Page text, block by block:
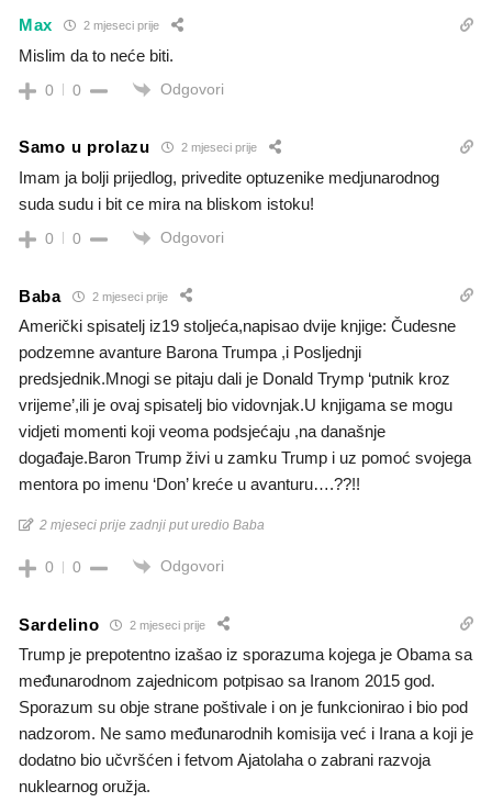
Max 2 mjeseci prije
Mislim da to neće biti.
0 0 Odgovori
Samo u prolazu 2 mjeseci prije
Imam ja bolji prijedlog, privedite optuzenike medjunarodnog
suda sudu i bit ce mira na bliskom istoku!
0 0 Odgovori
Baba 2 mjeseci prije
Američki spisatelj iz19 stoljeća,napisao dvije knjige: Čudesne
podzemne avanture Barona Trumpa ,i Posljednji
predsjednik.Mnogi se pitaju dali je Donald Trymp ‘putnik kroz
vrijeme’,ili je ovaj spisatelj bio vidovnjak.U knjigama se mogu
vidjeti momenti koji veoma podsjećaju ,na današnje
događaje.Baron Trump živi u zamku Trump i uz pomoć svojega
mentora po imenu ‘Don’ kreće u avanturu….??!!
2 mjeseci prije zadnji put uredio Baba
0 0 Odgovori
Sardelino 2 mjeseci prije
Trump je prepotentno izašao iz sporazuma kojega je Obama sa
međunarodnom zajednicom potpisao sa Iranom 2015 god.
Sporazum su obje strane poštivale i on je funkcionirao i bio pod
nadzorom. Ne samo međunarodnih komisija već i Irana a koji je
dodatno bio učvršćen i fetvom Ajatolaha o zabrani razvoja
nuklearnog oružja.